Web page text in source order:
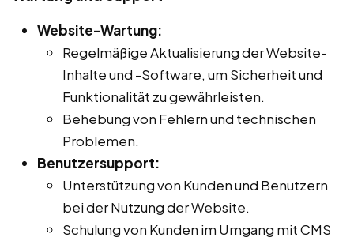
Website-Wartung:
Regelmäßige Aktualisierung der Website-
Inhalte und -Software, um Sicherheit und
Funktionalität zu gewährleisten.
Behebung von Fehlern und technischen
Problemen.
Benutzersupport:
Unterstützung von Kunden und Benutzern
bei der Nutzung der Website.
Schulung von Kunden im Umgang mit CMS